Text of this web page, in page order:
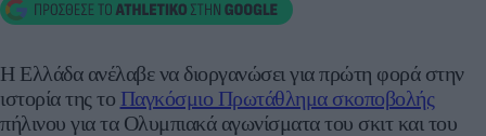
Η Ελλάδα ανέλαβε να διοργανώσει για πρώτη φορά στην
ιστορία της το Παγκόσμιο Πρωτάθλημα σκοποβολής
πήλινου για τα Ολυμπιακά αγωνίσματα του σκιτ και του